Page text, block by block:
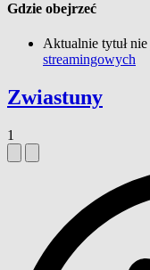
Gdzie obejrzeć
Aktualnie tytuł
streamingowych
Zwiastuny
1